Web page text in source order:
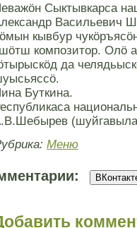
Сыктывкарса
Васильевич
кывбур
композитор. Олö
да
Буткина.
Меню